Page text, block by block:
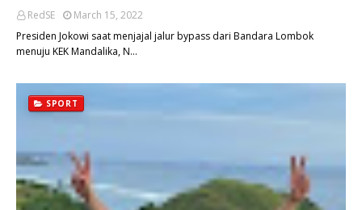
RedSE
March 15, 2022
Presiden Jokowi saat menjajal jalur bypass dari Bandara Lombok
menuju KEK Mandalika, N…
SPORT